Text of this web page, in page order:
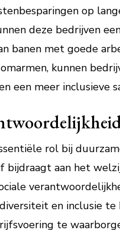
op
deze bedrijven
banen met goede
kunnen
een meer inclusieve
rol bij
aan het
en inclusie
te